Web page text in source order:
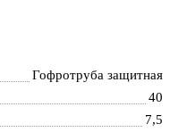
Гофротруба защитная
40
7,5